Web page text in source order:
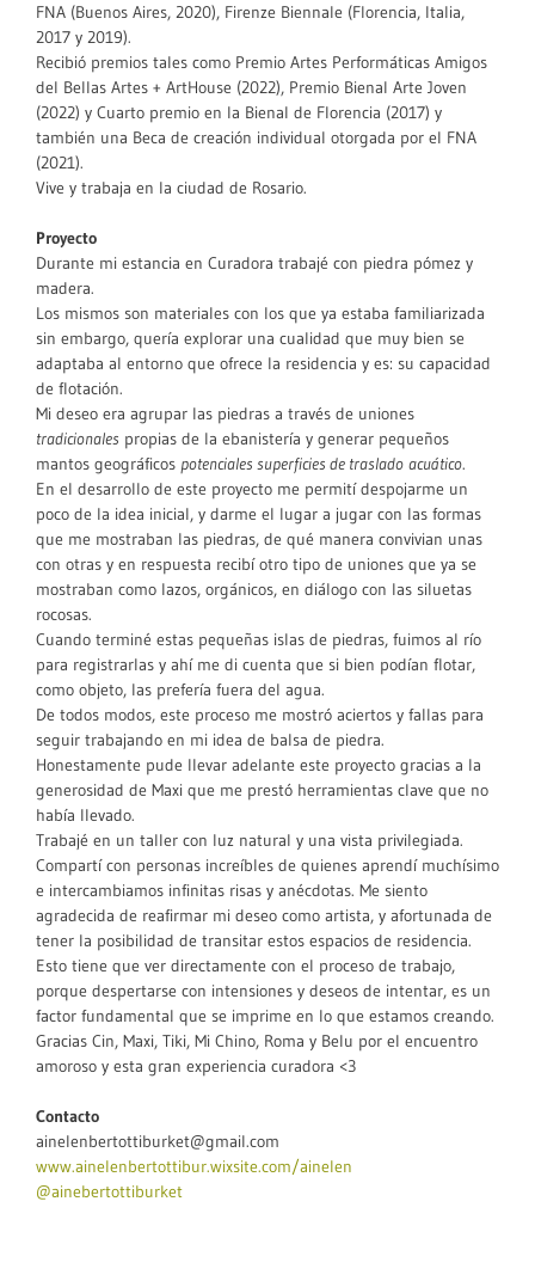
FNA (Buenos Aires, 2020), Firenze Biennale (Florencia, Italia,
2017 y 2019).
Recibió premios tales como Premio Artes Performáticas Amigos
del Bellas Artes + ArtHouse (2022), Premio Bienal Arte Joven
(2022) y Cuarto premio en la Bienal de Florencia (2017) y
también una Beca de creación individual otorgada por el FNA
(2021).
Vive y trabaja en la ciudad de Rosario.
Proyecto
Durante mi estancia en Curadora trabajé con piedra pómez y
madera.
Los mismos son materiales con los que ya estaba familiarizada
sin embargo, quería explorar una cualidad que muy bien se
adaptaba al entorno que ofrece la residencia y es: su capacidad
de flotación.
Mi deseo era agrupar las piedras a través de uniones
tradicionales propias de la ebanistería y generar pequeños
mantos geográficos potenciales superficies de traslado acuático.
En el desarrollo de este proyecto me permití despojarme un
poco de la idea inicial, y darme el lugar a jugar con las formas
que me mostraban las piedras, de qué manera convivian unas
con otras y en respuesta recibí otro tipo de uniones que ya se
mostraban como lazos, orgánicos, en diálogo con las siluetas
rocosas.
Cuando terminé estas pequeñas islas de piedras, fuimos al río
para registrarlas y ahí me di cuenta que si bien podían flotar,
como objeto, las prefería fuera del agua.
De todos modos, este proceso me mostró aciertos y fallas para
seguir trabajando en mi idea de balsa de piedra.
Honestamente pude llevar adelante este proyecto gracias a la
generosidad de Maxi que me prestó herramientas clave que no
había llevado.
Trabajé en un taller con luz natural y una vista privilegiada.
Compartí con personas increíbles de quienes aprendí muchísimo
e intercambiamos infinitas risas y anécdotas. Me siento
agradecida de reafirmar mi deseo como artista, y afortunada de
tener la posibilidad de transitar estos espacios de residencia.
Esto tiene que ver directamente con el proceso de trabajo,
porque despertarse con intensiones y deseos de intentar, es un
factor fundamental que se imprime en lo que estamos creando.
Gracias Cin, Maxi, Tiki, Mi Chino, Roma y Belu por el encuentro
amoroso y esta gran experiencia curadora <3
Contacto
ainelenbertottiburket@gmail.com
www.ainelenbertottibur.wixsite.com/ainelen
@ainebertottiburket